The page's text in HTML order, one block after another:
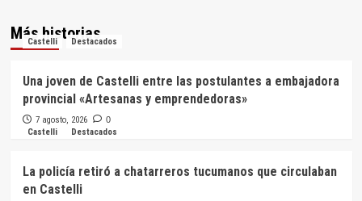
Más historias
Castelli Destacados
Una joven de Castelli entre las postulantes a embajadora
provincial «Artesanas y emprendedoras»
7 agosto, 2026 0
Castelli Destacados
La policía retiró a chatarreros tucumanos que circulaban
en Castelli